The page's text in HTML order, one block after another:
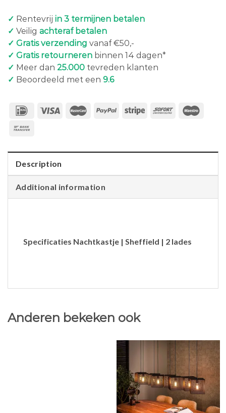
✓ Rentevrij in 3 termijnen betalen
✓ Veilig achteraf betalen
✓ Gratis verzending vanaf €50,-
✓ Gratis retourneren binnen 14 dagen*
✓ Meer dan 25.000 tevreden klanten
✓ Beoordeeld met een 9.6
Description
Additional information
Specificaties Nachtkastje | Sheffield | 2 lades
Anderen bekeken ook